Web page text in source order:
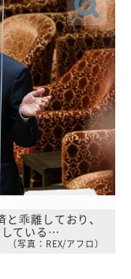
乖離しており、
している…
（写真：REX/アフロ）